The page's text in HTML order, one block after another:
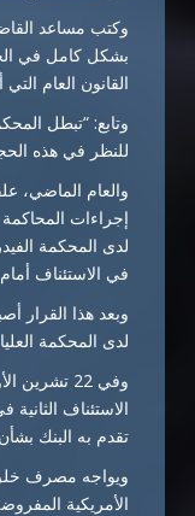
وكتب مساعد
بشكل كامل في
القانون العام
وتابع: “تبطل
للنظر في هذه
والعام الماضي،
إجراءات
لدى المحكمة
في الاستئناف
وبعد هذا القرار
لدى المحكمة
الاستئناف
تقدم به البنك
ويواجه مصرف خلق
الأمريكية